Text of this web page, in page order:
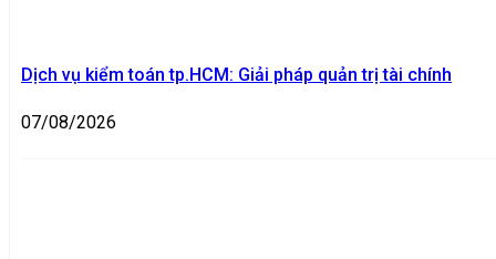
Dịch vụ kiểm toán tp.HCM: Giải pháp quản trị tài chính
07/08/2026